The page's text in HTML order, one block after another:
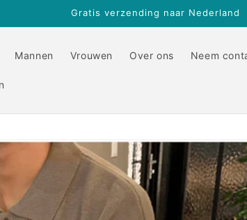
Gratis verzending naar Nederland
Mannen Vrouwen Over ons Neem